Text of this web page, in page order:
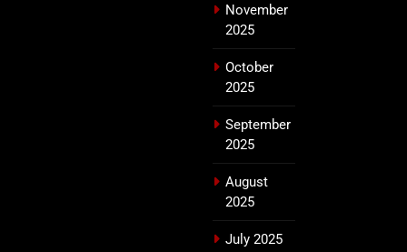
November
2025
October
2025
September
2025
August
2025
July 2025